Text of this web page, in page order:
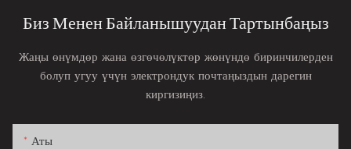
Биз Менен Байланышуудан Тартынбаңыз
Жаңы өнүмдөр жана өзгөчөлүктөр жөнүндө биринчилерден
болуп угуу үчүн электрондук почтаңыздын дарегин
киргизиңиз.
Аты